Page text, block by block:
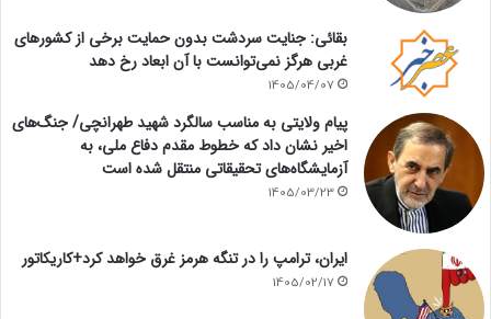
بقائی: جنایت سردشت بدون حمایت برخی از کشورهای
غربی هرگز نمی‌توانست با آن ابعاد رخ دهد
1405/04/07
پیام ولایتی به مناسب سالگرد شهید طهرانچی/ جنگ‌های
اخیر نشان داد که خطوط مقدم دفاع ملی، به
آزمایشگاه‌های تحقیقاتی منتقل شده است
1405/03/23
ایران، ترامپ را در تنگه هرمز غرق خواهد کرد+کاریکاتور
1405/02/17